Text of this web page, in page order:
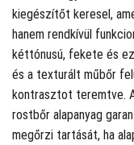
kiegészítőt keresel,
hanem rendkívül
kéttónusú, fekete és
és a texturált műbőr
kontrasztot teremtve.
rostbőr alapanyag
megőrzi tartását, ha